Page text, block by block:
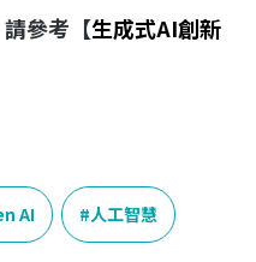
參考【生成式AI創新
AI 人工智慧